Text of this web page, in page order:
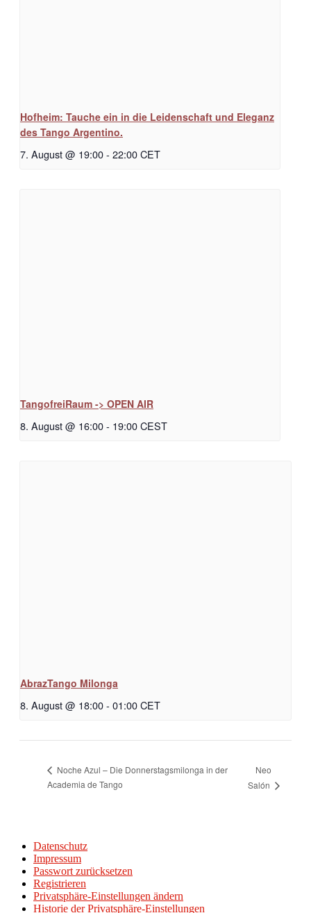
Hofheim: Tauche ein in die Leidenschaft und Eleganz
des Tango Argentino.
7. August @ 19:00- 22:00CET
TangofreiRaum -> OPEN AIR
8. August @ 16:00- 19:00CEST
AbrazTango Milonga
8. August @ 18:00- 01:00CET
Noche Azul – Die Donnerstagsmilonga in der
Academia de Tango
Neo
Salón
Datenschutz
Impressum
Passwort zurücksetzen
Registrieren
Privatsphäre-Einstellungen ändern
Historie der Privatsphäre-Einstellungen